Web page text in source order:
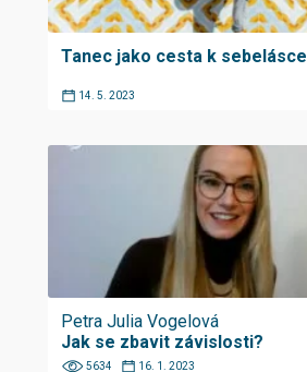
Tanec jako cesta k sebelásce
14. 5. 2023
Petra Julia Vogelová
Jak se zbavit závislosti?
5634 16. 1. 2023